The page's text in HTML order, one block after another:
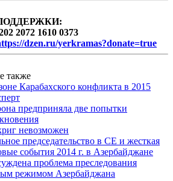
2072 1610 0373
dzen.ru/yerkramas?donate=true
также
Карабахского конфликта в 2015
предприняла две попытки
невозможен
председательство в СЕ и жесткая
события 2014 г. в Азербайджане
проблема преследования
режимом Азербайджана